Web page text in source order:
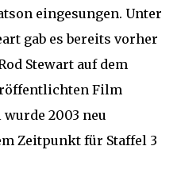
eingesungen. Unter
gab es bereits vorher
Stewart auf dem
Film
wurde 2003 neu
Zeitpunkt für Staffel 3